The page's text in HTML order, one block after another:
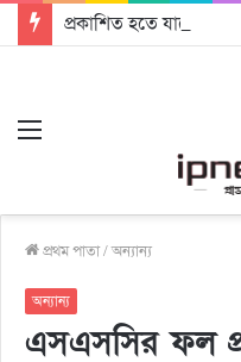
প্রকাশিত হতে যাচ্ছে দি
প্রথম পাতা/অন্যান্য
অন্যান্য
এসএসসির ফল